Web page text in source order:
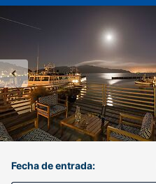
Fecha de entrada: